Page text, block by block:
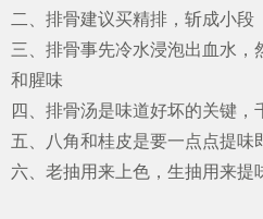
二、排骨建议买精排，斩成小段
三、排骨事先冷水浸泡出血水，
和腥味
四、排骨汤是味道好坏的关键，
五、八角和桂皮是要一点点提味
六、老抽用来上色，生抽用来提